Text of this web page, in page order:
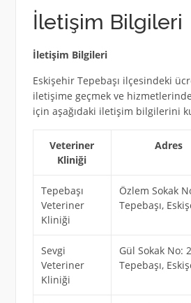
İletişim Bilgileri
İletişim Bilgileri
Eskişehir Tepebaşı ilçesindeki
iletişime geçmek ve
için aşağıdaki iletişim bilgilerini
Veteriner
Kliniği
Adres
Tepebaşı
Veteriner
Kliniği
Özlem Sokak
Tepebaşı,
Sevgi
Veteriner
Kliniği
Gül Sokak No:
Tepebaşı,